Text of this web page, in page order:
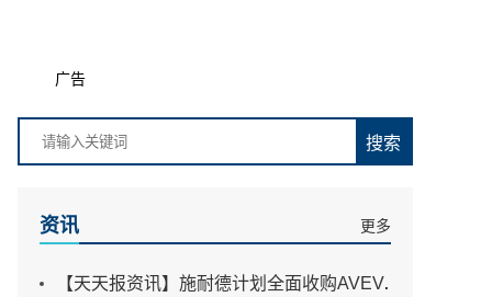
广告
搜索
资讯 更多
【天天报资讯】施耐德计划全面收购AVEVA，为何5年前不直接全面收购?
当前最新：5G商用近3年 我国已累计建成开通196.8万个5G基站
【环球时快讯】物联网和边缘计算如何协同工作？
每日视讯：格局演变不断，全球动力电池市场再度更换座次